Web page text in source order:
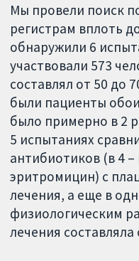
Мы провели поиск
регистрам вплоть
обнаружили 6
участвовали 573
составлял от 50 до
были пациенты
было примерно в 2
5 испытаниях
антибиотиков (в 4
эритромицин) с
лечения, а еще в
физиологическим
лечения